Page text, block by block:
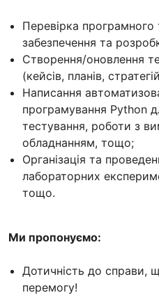
Перевірка програмного
забезпечення та
Створення/оновлення
(кейсів, планів,
Написання
програмування Python
тестування, роботи з
обладнанням, тощо;
Організація та
лабораторних
тощо.
Ми пропонуємо:
Дотичність до справи,
перемогу!